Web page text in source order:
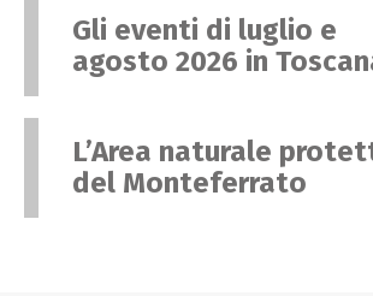
Gli eventi di luglio e
agosto 2026 in
L’Area naturale
del Monteferrato